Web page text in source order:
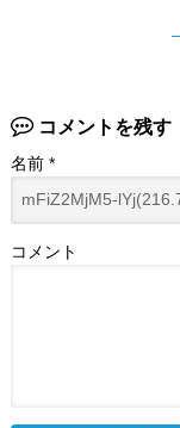
コメントを残す
名前 *
コメント